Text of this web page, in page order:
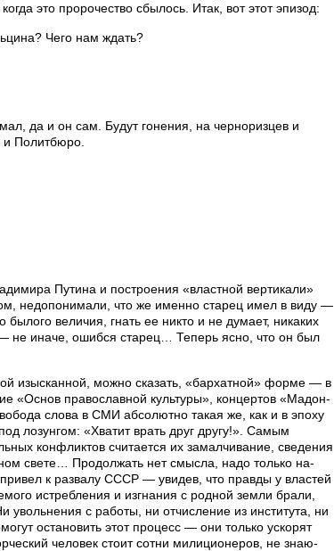
это пророчество сбылось. Итак, вот этот эпизод:
Чего нам ждать?
да и он сам. Будут гонения, на черноризцев и
и По­лит­бю­ро.
Путина и построения «властной вер­ти­ка­ли»
недопонимали, что же именно старец имел в виду —
величия, гнать ее никто и не думает, ни­ка­ких
не иначе, ошибся старец… Теперь ясно, что он был
изысканной, можно сказать, «бархатной» фор­ме — в
«Основ православной культуры», кон­цер­тов «Ма­дон­
слова в СМИ абсолютно такая же, как и в эпоху
лозунгом: «Хватит врать друг дру­гу!». Самым
конфликтов счи­та­ет­ся их за­мал­чи­ва­ние, сведения
свете… Про­дол­жать нет смыс­ла, надо только на­
к развалу СССР — увидев, что правды у вла­с­тей
истребления и изгнания с родной земли бра­ли,
увольнения с ра­бо­ты, ни отчисление из ин­сти­ту­та, ни
ос­та­но­вить этот процесс — они только ускорят
человек сто­ит сотни милиционеров, не зна­ю­